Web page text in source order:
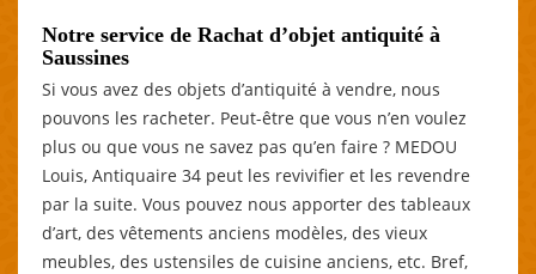
Notre service de Rachat d’objet antiquité à
Saussines
Si vous avez des objets d’antiquité à vendre, nous
pouvons les racheter. Peut-être que vous n’en voulez
plus ou que vous ne savez pas qu’en faire ? MEDOU
Louis, Antiquaire 34 peut les revivifier et les revendre
par la suite. Vous pouvez nous apporter des tableaux
d’art, des vêtements anciens modèles, des vieux
meubles, des ustensiles de cuisine anciens, etc. Bref,